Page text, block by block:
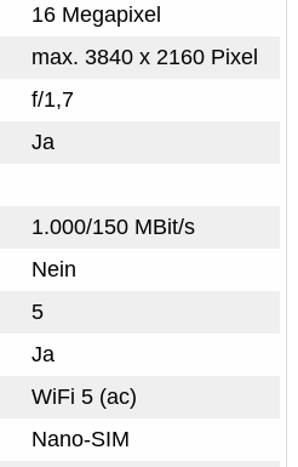
16 Megapixel
max. 3840 x 2160 Pixel
f/1,7
Ja
1.000/150 MBit/s
Nein
5
Ja
WiFi 5 (ac)
Nano-SIM